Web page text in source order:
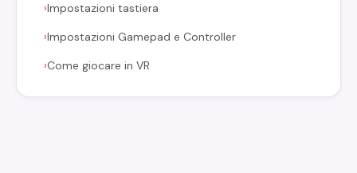
›Impostazioni tastiera
›Impostazioni Gamepad e Controller
›Come giocare in VR